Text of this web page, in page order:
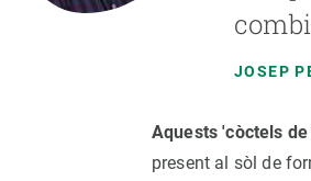
JOSEP
Aquests 'còctels
present al sòl de